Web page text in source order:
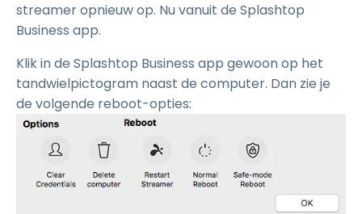
streamer opnieuw op. Nu vanuit de Splashtop
Business app.
Klik in de Splashtop Business app gewoon op het
tandwielpictogram naast de computer. Dan zie je
de volgende reboot-opties: